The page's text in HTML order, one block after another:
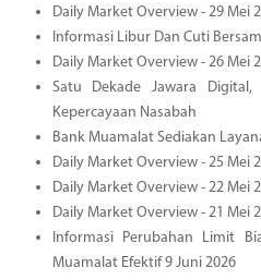
Daily Market Overview - 29 Mei
Informasi Libur Dan Cuti
Daily Market Overview - 26 Mei
Satu Dekade Jawara
Kepercayaan Nasabah
Bank Muamalat Sediakan
Daily Market Overview - 25 Mei
Daily Market Overview - 22 Mei
Daily Market Overview - 21 Mei
Informasi Perubahan Limit
Muamalat Efektif 9 Juni 2026